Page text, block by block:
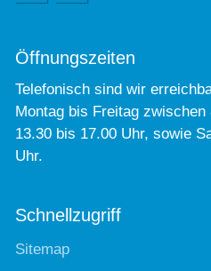
Öffnungszeiten
Telefonisch sind wir
Montag bis Freitag
13.30 bis 17.00 Uhr, sowie
Uhr.
Schnellzugriff
Sitemap